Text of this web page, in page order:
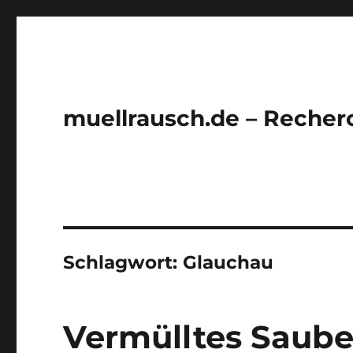
muellrausch.de –
Schlagwort: Glauchau
Vermülltes